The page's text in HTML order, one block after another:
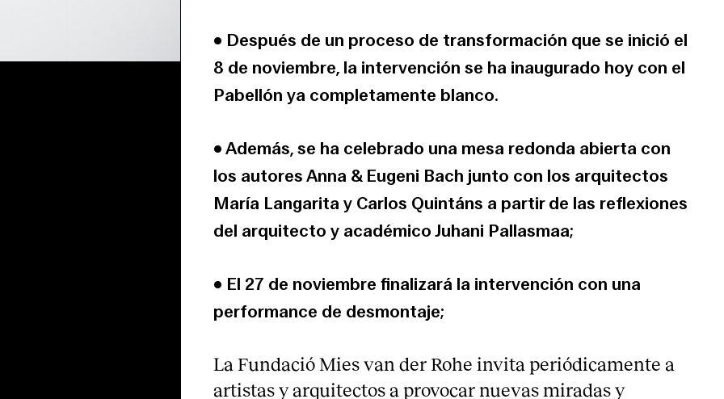
• Después de un proceso de transformación que se inició el
8 de noviembre, la intervención se ha inaugurado hoy con el
Pabellón ya completamente blanco.
• Además, se ha celebrado una mesa redonda abierta con
los autores Anna & Eugeni Bach junto con los arquitectos
María Langarita y Carlos Quintáns a partir de las reflexiones
del arquitecto y académico Juhani Pallasmaa;
• El 27 de noviembre finalizará la intervención con una
performance de desmontaje;
La Fundació Mies van der Rohe invita periódicamente a
artistas y arquitectos a provocar nuevas miradas y